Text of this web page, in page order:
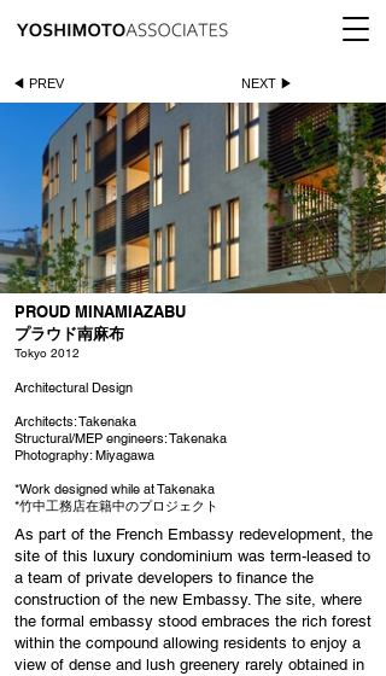
NEXT ▶
◀ PREV
PROUD MINAMIAZABU
プラウド南麻布
Tokyo 2012
Architectural Design
Architects: Takenaka
Structural/MEP engineers: Takenaka
Photography: Miyagawa
*Work designed while at Takenaka
*竹中工務店在籍中のプロジェクト
As part of the French Embassy redevelopment, the
site of this luxury condominium was term-leased to
a team of private developers to finance the
construction of the new Embassy. The site, where
the formal embassy stood embraces the rich forest
within the compound allowing residents to enjoy a
view of dense and lush greenery rarely obtained in